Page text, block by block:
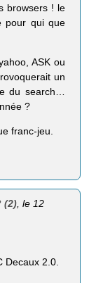
browsers ! le
pour qui que
ASK ou
un
du search…
?
franc-jeu.
(2) , le 12
Decaux 2.0.